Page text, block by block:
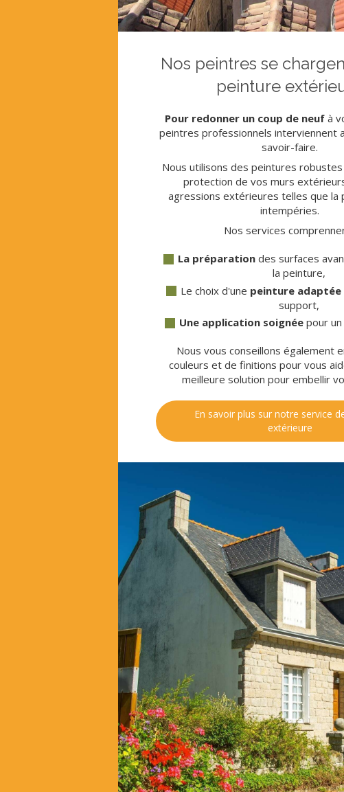
Nos peintres se
peinture
Pour redonner un coup de neuf à
peintres professionnels interviennent
savoir-faire.
Nous utilisons des peintures
protection de vos murs
agressions extérieures telles que la
intempéries.
Nos services
La préparation des surfaces
la peinture,
Le choix d'une peinture adaptée
support,
Une application soignéepour un
Nous vous conseillons également
couleurs et de finitions pour vous
meilleure solution pour embellir
En savoir plus sur notre service
extérieure